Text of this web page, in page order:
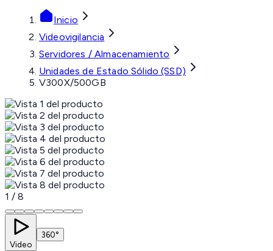
Inicio
Videovigilancia
Servidores / Almacenamiento
Unidades de Estado Sólido (SSD)
V300X/500GB
1 / 8
Video
360°